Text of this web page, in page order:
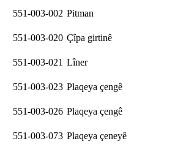
551-003-002 Pitman
551-003-020 Çîpa girtinê
551-003-021 Lîner
551-003-023 Plaqeya çengê
551-003-026 Plaqeya çengê
551-003-073 Plaqeya çeneyê